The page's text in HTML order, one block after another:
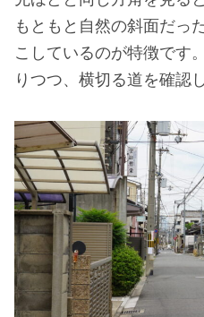
もともと自然の斜面だっ
こしているのが特徴です
りつつ、横切る道を確認